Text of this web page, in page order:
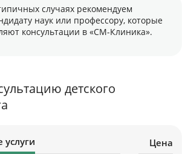
случаях рекомендуем
наук или профессору, которые
консультации в «СМ-Клиника».
детского
Цена